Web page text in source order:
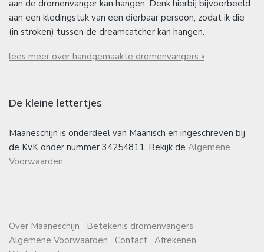
aan de dromenvanger kan hangen. Denk hierbij bijvoorbeeld
aan een kledingstuk van een dierbaar persoon, zodat ik die
(in stroken) tussen de dreamcatcher kan hangen.
lees meer over handgemaakte dromenvangers »
De kleine lettertjes
Maaneschijn is onderdeel van Maanisch en ingeschreven bij
de KvK onder nummer 34254811. Bekijk de Algemene
Voorwaarden.
Over Maaneschijn
Betekenis dromenvangers
Algemene Voorwaarden
Contact Afrekenen